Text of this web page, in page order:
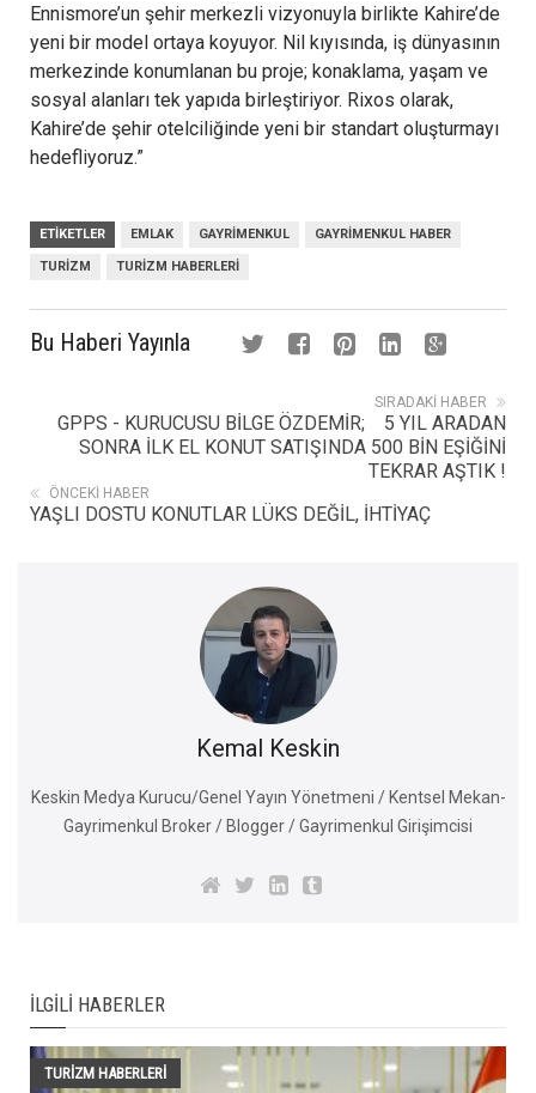
Ennismore’un şehir merkezli vizyonuyla birlikte Kahire’de
yeni bir model ortaya koyuyor. Nil kıyısında, iş dünyasının
merkezinde konumlanan bu proje; konaklama, yaşam ve
sosyal alanları tek yapıda birleştiriyor. Rixos olarak,
Kahire’de şehir otelciliğinde yeni bir standart oluşturmayı
hedefliyoruz.”
ETIKETLER EMLAK GAYRIMENKUL GAYRIMENKUL HABER
TURIZM TURIZM HABERLERI
Bu Haberi Yayınla
SIRADAKI HABER
GPPS - KURUCUSU BİLGE ÖZDEMİR; 5 YIL ARADAN
SONRA İLK EL KONUT SATIŞINDA 500 BİN EŞİĞİNİ
TEKRAR AŞTIK !
ÖNCEKI HABER
YAŞLI DOSTU KONUTLAR LÜKS DEĞİL, İHTİYAÇ
Kemal Keskin
Keskin Medya Kurucu/Genel Yayın Yönetmeni / Kentsel Mekan-
Gayrimenkul Broker / Blogger / Gayrimenkul Girişimcisi
İLGILI HABERLER
TURIZM HABERLERI